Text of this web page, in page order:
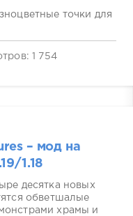
точки для
1 754
– мод на
1.18
десятка новых
обветшалые
храмы и